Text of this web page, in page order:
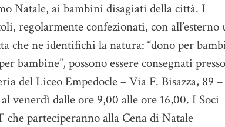
Natale, ai bambini disagiati della città. I
regolarmente confezionati, con all’esterno
che ne identifichi la natura: “dono per
bambine”, possono essere consegnati
del Liceo Empedocle – Via F. Bisazza, 89
venerdì dalle ore 9,00 alle ore 16,00. I Soci
che parteciperanno alla Cena di Natale